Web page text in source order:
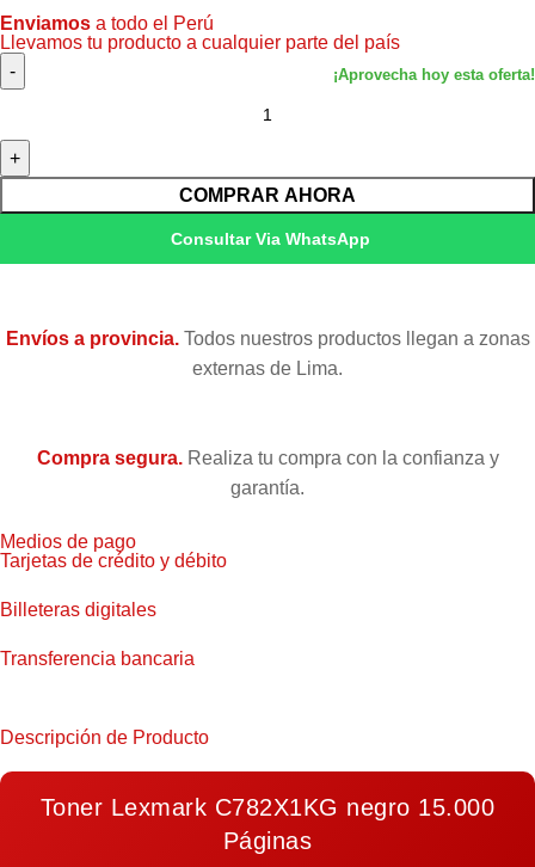
Enviamos a todo el Perú
Llevamos tu producto a cualquier parte del país
COMPRAR AHORA
Consultar Via WhatsApp
Envíos a provincia.Todos nuestros productos llegan a zonas
externas de Lima.
Compra segura.Realiza tu compra con la confianza y
garantía.
Medios de pago
Tarjetas de crédito y débito
Billeteras digitales
Transferencia bancaria
Descripción de Producto
Toner Lexmark C782X1KG negro 15.000
Páginas